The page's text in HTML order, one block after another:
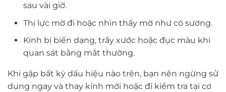
sau vài giờ.
Thị lực mờ đi hoặc nhìn thấy mờ như có sương.
Kính bị biến dạng, trầy xước hoặc đục màu khi
quan sát bằng mắt thường.
Khi gặp bất kỳ dấu hiệu nào trên, bạn nên ngừng sử
dụng ngay và thay kính mới hoặc đi kiểm tra tại cơ